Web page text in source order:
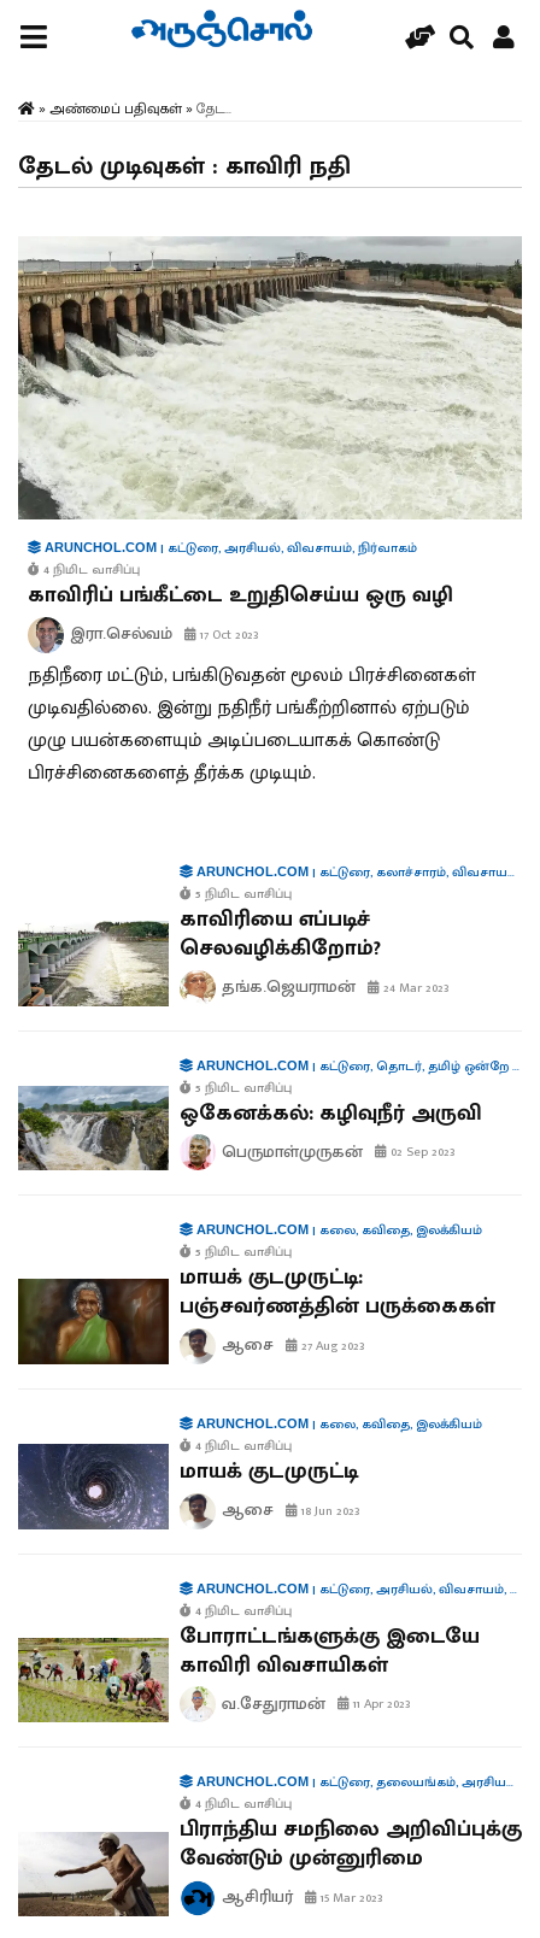
» அண்மைப் பதிவுகள்» தேட...
தேடல் முடிவுகள் : காவிரி நதி
ARUNCHOL.COM | கட்டுரை,அரசியல்,விவசாயம்,நிர்வாகம்
4 நிமிட வாசிப்பு
காவிரிப் பங்கீட்டை உறுதிசெய்ய ஒரு வழி
இரா.செல்வம் 17 Oct 2023
நதிநீரை மட்டும், பங்கிடுவதன் மூலம் பிரச்சினைகள்
முடிவதில்லை. இன்று நதிநீர் பங்கீற்றினால் ஏற்படும்
முழு பயன்களையும் அடிப்படையாகக் கொண்டு
பிரச்சினைகளைத் தீர்க்க முடியும்.
ARUNCHOL.COM| கட்டுரை, கலாச்சாரம்,விவசாயம்
5 நிமிட வாசிப்பு
காவிரியை எப்படிச்
செலவழிக்கிறோம்?
தங்க.ஜெயராமன் 24 Mar 2023
ARUNCHOL.COM| கட்டுரை,தொடர், தமிழ் ஒன்றே போதும்
5 நிமிட வாசிப்பு
ஒகேனக்கல்: கழிவுநீர் அருவி
பெருமாள்முருகன் 02 Sep 2023
ARUNCHOL.COM| கலை, கவிதை, இலக்கியம்
5 நிமிட வாசிப்பு
மாயக் குடமுருட்டி:
பஞ்சவர்ணத்தின் பருக்கைகள்
ஆசை 27 Aug 2023
ARUNCHOL.COM| கலை, கவிதை, இலக்கியம்
4 நிமிட வாசிப்பு
மாயக் குடமுருட்டி
ஆசை 18 Jun 2023
ARUNCHOL.COM| கட்டுரை,அரசியல்,விவசாயம்,
4 நிமிட வாசிப்பு
போராட்டங்களுக்கு இடையே
காவிரி விவசாயிகள்
வ.சேதுராமன் 11 Apr 2023
ARUNCHOL.COM| கட்டுரை,தலையங்கம்,அரசியல்
4 நிமிட வாசிப்பு
பிராந்திய சமநிலை அறிவிப்புக்கு
வேண்டும் முன்னுரிமை
ஆசிரியர் 15 Mar 2023